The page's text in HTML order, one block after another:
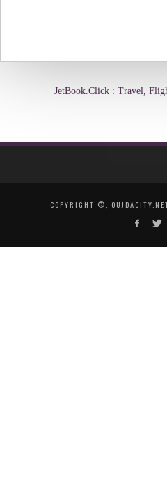
JetBook.Click : Travel,
COPYRIGHT ©,